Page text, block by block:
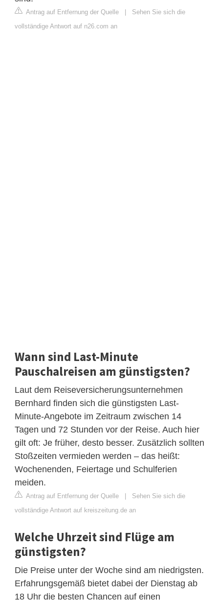
Antrag auf Entfernung der Quelle | Sehen Sie sich die
vollständige Antwort auf n26.com an
Wann sind Last-Minute
Pauschalreisen am günstigsten?
Laut dem Reiseversicherungsunternehmen
Bernhard finden sich die günstigsten Last-
Minute-Angebote im Zeitraum zwischen 14
Tagen und 72 Stunden vor der Reise. Auch hier
gilt oft: Je früher, desto besser. Zusätzlich sollten
Stoßzeiten vermieden werden – das heißt:
Wochenenden, Feiertage und Schulferien
meiden.
Antrag auf Entfernung der Quelle | Sehen Sie sich die
vollständige Antwort auf kreiszeitung.de an
Welche Uhrzeit sind Flüge am
günstigsten?
Die Preise unter der Woche sind am niedrigsten.
Erfahrungsgemäß bietet dabei der Dienstag ab
18 Uhr die besten Chancen auf einen